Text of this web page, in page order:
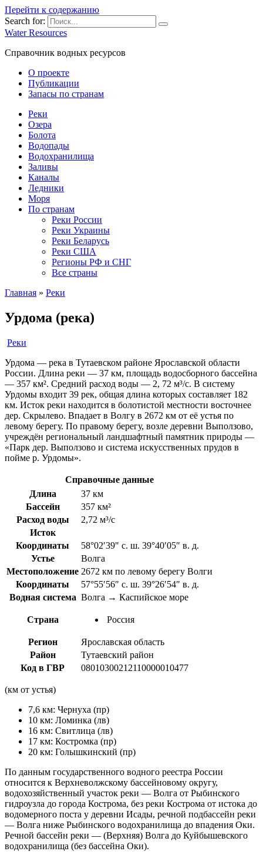
Перейти к содержанию
Search for:
Water Resources
Справочник водных ресурсов
О проекте
Публикации
Запасы по странам
Реки
Озера
Болота
Водопады
Водохранилища
Заливы
Каналы
Ледники
Моря
По странам
Реки России
Реки Украины
Реки Беларусь
Реки США
Регионы РФ и СНГ
Все страны
Главная » Реки
Урдома (река)
Реки
Урдома — река в Тутаевском районе Ярославской области
России. Длина реки — 37 км, площадь водосборного бассейна
— 357 км². Средний расход воды — 2, 72 м³/с. В систему
Урдомы входит 39 рек, общая длина которых составляет 182
км. Исток реки находится в болотистой местности восточнее
дер. Скрылево. Впадает в Волгу в 2672 км от её устья по
левому берегу. По правому берегу, возле деревни Выползово,
учреждён региональный ландшафтный памятник природы —
«Парк дер. Выползово и система искусственных прудов в
пойме р. Урдомы».
Справочные данные
Длина
37 км
Бассейн
357 км²
Расход воды
2,72 м³/с
Исток
Координаты
58°02′39″ с. ш. 39°40′05″ в. д.
Устье
Волга
Местоположение 2672 км по левому берегу Волги
Координаты
57°55′56″ с. ш. 39°26′54″ в. д.
Водная система Волга → Каспийское море
Страна Россия
Регион
Ярославская область
Район
Тутаевский район
Код в ГВР
08010300212110000010477
(км от устья)
7,6 км: Чернуха (пр)
10 км: Ломинка (лв)
16 км: Свитлица (лв)
17 км: Костромка (пр)
20 км: Голышкинский (пр)
По данным государственного водного реестра России
относится к Верхневолжскому бассейновому округу,
водохозяйственный участок реки — Волга от Рыбинского
гидроузла до города Кострома, без реки Кострома от истока до
водомерного поста у деревни Исады, речной подбассейн реки
— Волга ниже Рыбинского водохранилища до впадения Оки.
Речной бассейн реки — (Верхняя) Волга до Куйбышевского
водохранилища (без бассейна Оки).